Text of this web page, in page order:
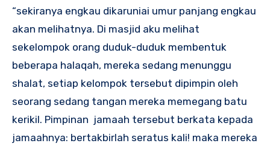
“sekiranya engkau dikaruniai umur panjang engkau
akan melihatnya. Di masjid aku melihat
sekelompok orang duduk-duduk membentuk
beberapa halaqah, mereka sedang menunggu
shalat, setiap kelompok tersebut dipimpin oleh
seorang sedang tangan mereka memegang batu
kerikil. Pimpinan jamaah tersebut berkata kepada
jamaahnya: bertakbirlah seratus kali! maka mereka